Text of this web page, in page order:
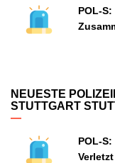
POL-
NEUESTE
STUTTGART
POL-